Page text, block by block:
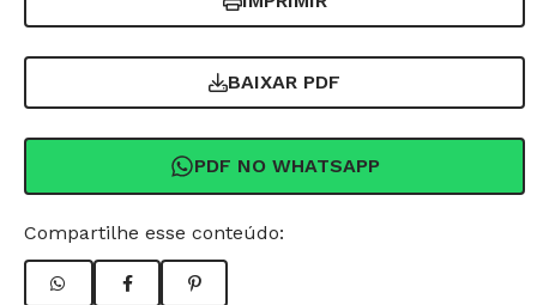
BAIXAR PDF
PDF NO WHATSAPP
Compartilhe esse conteúdo: